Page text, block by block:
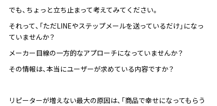
でも、ちょっと立ち止まって考えてみてください。
それって、「ただLINEやステップメールを送っているだけ」になっ
ていませんか？
メーカー目線の一方的なアプローチになっていませんか？
その情報は、本当にユーザーが求めている内容ですか？
リピーターが増えない最大の原因は、「商品で幸せになってもらう